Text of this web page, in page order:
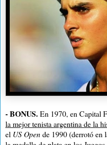
-BONUS.En 1970, en Capital
la mejor tenista argentina de la
el US Opende 1990 (derrotó en